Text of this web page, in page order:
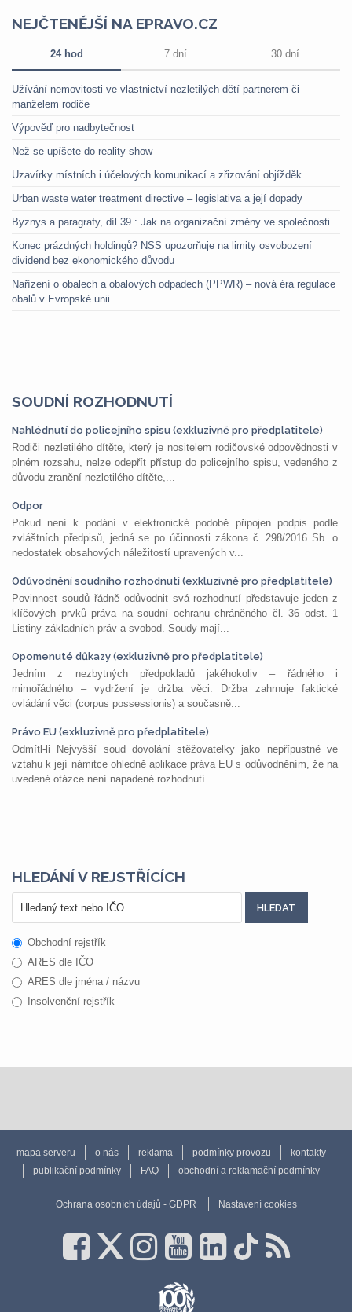
NEJČTENĚJŠÍ NA EPRAVO.CZ
24 hod 7 dní 30 dní
Užívání nemovitosti ve vlastnictví nezletilých dětí partnerem či
manželem rodiče
Výpověď pro nadbytečnost
Než se upíšete do reality show
Uzavírky místních i účelových komunikací a zřizování objížděk
Urban waste water treatment directive – legislativa a její dopady
Byznys a paragrafy, díl 39.: Jak na organizační změny ve společnosti
Konec prázdných holdingů? NSS upozorňuje na limity osvobození
dividend bez ekonomického důvodu
Nařízení o obalech a obalových odpadech (PPWR) – nová éra regulace
obalů v Evropské unii
SOUDNÍ ROZHODNUTÍ
Nahlédnutí do policejního spisu (exkluzivně pro předplatitele)
Rodiči nezletilého dítěte, který je nositelem rodičovské odpovědnosti v
plném rozsahu, nelze odepřít přístup do policejního spisu, vedeného z
důvodu zranění nezletilého dítěte,...
Odpor
Pokud není k podání v elektronické podobě připojen podpis podle
zvláštních předpisů, jedná se po účinnosti zákona č. 298/2016 Sb. o
nedostatek obsahových náležitostí upravených v...
Odůvodnění soudního rozhodnutí (exkluzivně pro předplatitele)
Povinnost soudů řádně odůvodnit svá rozhodnutí představuje jeden z
klíčových prvků práva na soudní ochranu chráněného čl. 36 odst. 1
Listiny základních práv a svobod. Soudy mají...
Opomenuté důkazy (exkluzivně pro předplatitele)
Jedním z nezbytných předpokladů jakéhokoliv – řádného i
mimořádného – vydržení je držba věci. Držba zahrnuje faktické
ovládání věci (corpus possessionis) a současně...
Právo EU (exkluzivně pro předplatitele)
Odmítl-li Nejvyšší soud dovolání stěžovatelky jako nepřípustné ve
vztahu k její námitce ohledně aplikace práva EU s odůvodněním, že na
uvedené otázce není napadené rozhodnutí...
HLEDÁNÍ V REJSTŘÍCÍCH
Obchodní rejstřík
ARES dle IČO
ARES dle jména / názvu
Insolvenční rejstřík
mapa serveru o nás reklama podmínky provozu
kontakty
publikační podmínky
FAQ obchodní a reklamační podmínky
Ochrana osobních údajů - GDPR Nastavení cookies